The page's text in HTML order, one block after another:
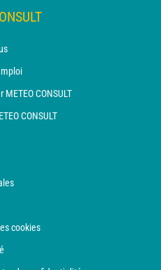
CONSULT
CONSULT
cookies